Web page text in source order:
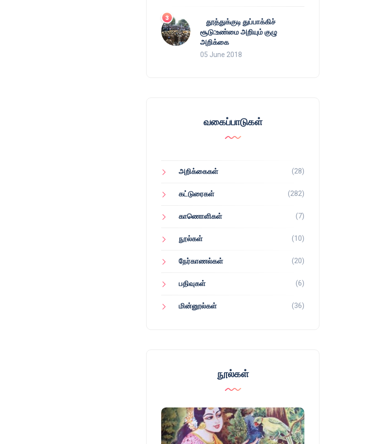
தூத்துக்குடி துப்பாக்கிச்
சூடு:உண்மை அறியும் குழு
அறிக்கை
05 June 2018
வகைப்பாடுகள்
அறிக்கைகள் (28)
கட்டுரைகள் (282)
காணொளிகள் (7)
நூல்கள் (10)
நேர்காணல்கள் (20)
பதிவுகள் (6)
மின்னூல்கள் (36)
நூல்கள்